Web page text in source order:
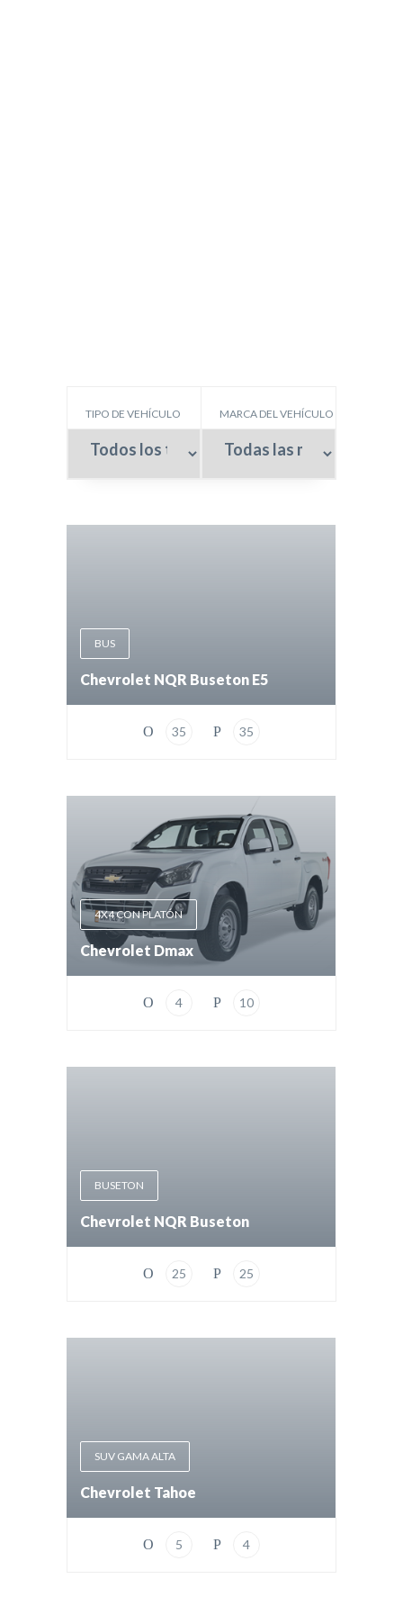
TIPO DE VEHÍCULO MARCA DEL VEHÍCULO
BUS
Chevrolet NQR Buseton E5
35 35
4X4 CON PLATÓN
Chevrolet Dmax
4 10
BUSETON
Chevrolet NQR Buseton
25 25
SUV GAMA ALTA
Chevrolet Tahoe
5 4